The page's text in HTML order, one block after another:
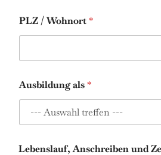
PLZ / Wohnort*
Ausbildung als*
Lebenslauf, Anschreiben und